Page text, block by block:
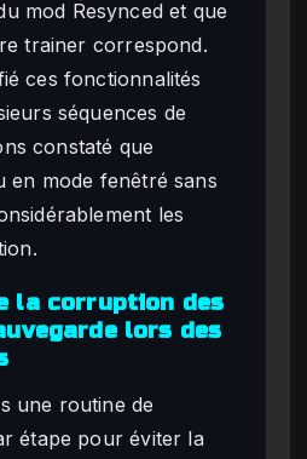
mod Resynced et que
trainer correspond.
ces fonctionnalités
séquences de
constaté que
en mode fenêtré sans
les
la corruption des
lors des
une routine de
étape pour éviter la